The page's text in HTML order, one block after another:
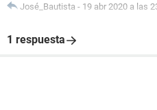
José_Bautista - 19 abr 2020 a las
1 respuesta